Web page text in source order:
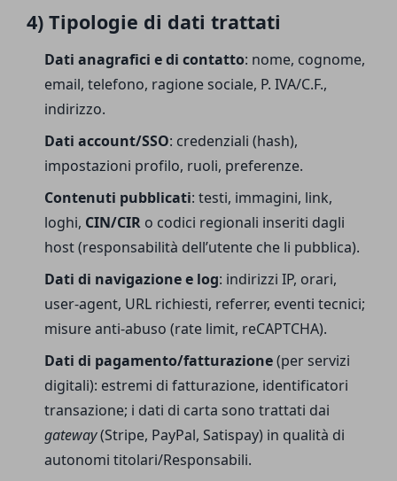
4) Tipologie di dati trattati
Dati anagrafici e di contatto: nome, cognome,
email, telefono, ragione sociale, P. IVA/C.F.,
indirizzo.
Dati account/SSO: credenziali (hash),
impostazioni profilo, ruoli, preferenze.
Contenuti pubblicati: testi, immagini, link,
loghi, CIN/CIR o codici regionali inseriti dagli
host (responsabilità dell’utente che li pubblica).
Dati di navigazione e log: indirizzi IP, orari,
user-agent, URL richiesti, referrer, eventi tecnici;
misure anti-abuso (rate limit, reCAPTCHA).
Dati di pagamento/fatturazione(per servizi
digitali): estremi di fatturazione, identificatori
transazione; i dati di carta sono trattati dai
gateway(Stripe, PayPal, Satispay) in qualità di
autonomi titolari/Responsabili.